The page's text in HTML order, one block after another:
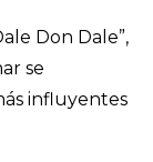
Don Dale”,
se
influyentes